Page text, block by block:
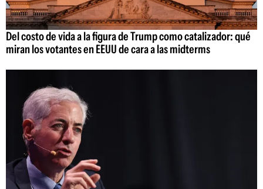
Del costo de vida a la figura de Trump como catalizador: qué
miran los votantes en EEUU de cara a las midterms